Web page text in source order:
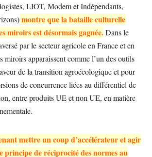
LIOT, Modem et Indépendants,
montre que la bataille culturelle
miroirs est désormais gagnée.Dans le
par le secteur agricole en France et en
miroirs apparaissent comme l’un des outils
de la transition agroécologique et pour
de concurrence liées au différentiel de
entre produits UE et non UE, en matière
mettre un coup d’accélérateur et agir
principe de réciprocité des normes au